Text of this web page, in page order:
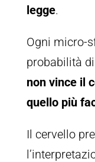
legge.
Ogni micro-
probabilità
non vince il
quello più
Il cervello